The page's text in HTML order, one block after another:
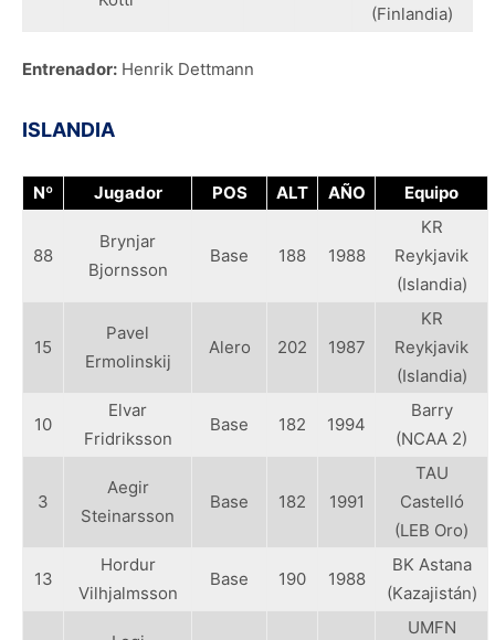
(Finlandia)
Entrenador: Henrik Dettmann
ISLANDIA
Nº Jugador POS ALT AÑO Equipo
88
Brynjar
Bjornsson
Base 188 1988
KR
Reykjavik
(Islandia)
15
Pavel
Ermolinskij
Alero 202 1987
KR
Reykjavik
(Islandia)
10
Elvar
Fridriksson
Base 182 1994
Barry
(NCAA 2)
3
Aegir
Steinarsson
Base 182 1991
TAU
Castelló
(LEB Oro)
13
Hordur
Vilhjalmsson
Base 190 1988
BK Astana
(Kazajistán)
UMFN